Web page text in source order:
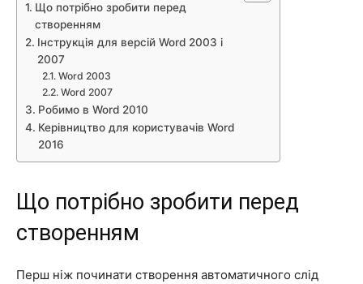
Що потрібно зробити перед
створенням
Інструкція для версій Word 2003 і
2007
Word 2003
Word 2007
Робимо в Word 2010
Керівництво для користувачів Word
2016
Що потрібно зробити перед
створенням
Перш ніж починати створення автоматичного слід